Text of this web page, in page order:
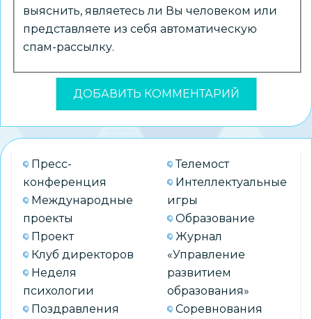
выяснить, являетесь ли Вы человеком или
представляете из себя автоматическую
спам-рассылку.
Пресс-
конференция
Международные
проекты
Проект
Клуб директоров
Неделя
психологии
Поздравления
Телемост
Интеллектуальные
игры
Образование
Журнал
«Управление
развитием
образования»
Соревнования